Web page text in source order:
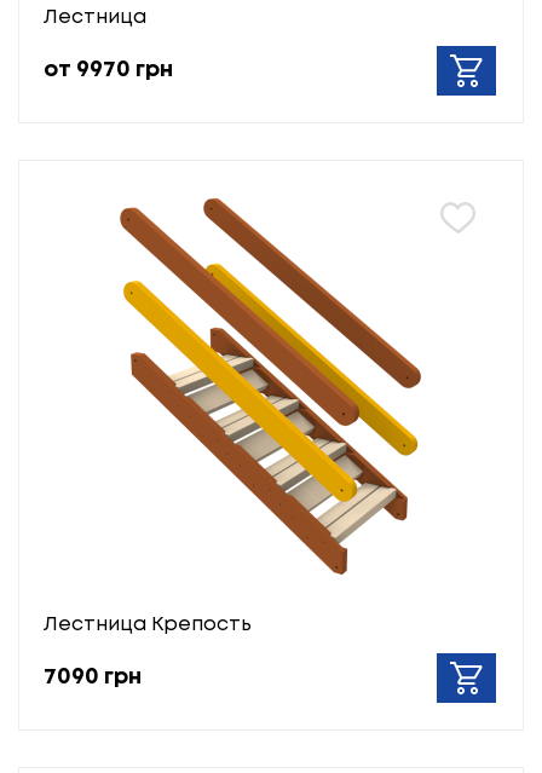
Лестница
от 9970 грн
Лестница Крепость
7090 грн